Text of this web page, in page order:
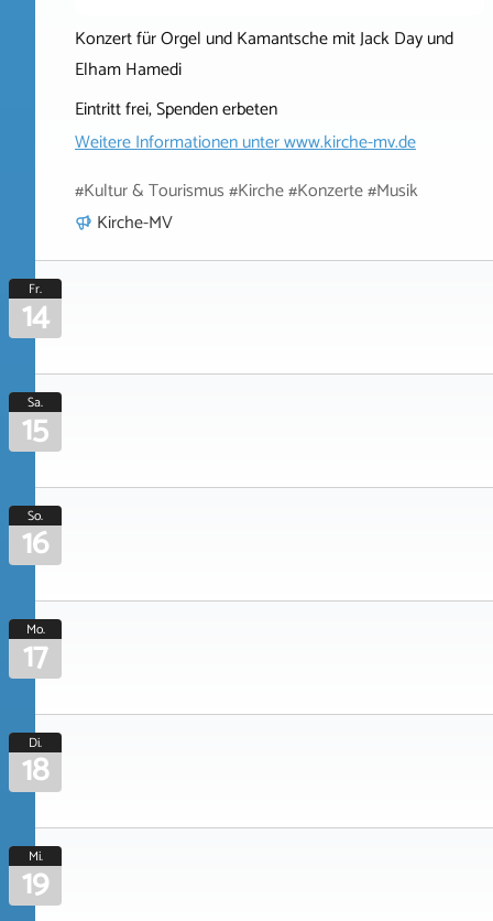
Konzert für Orgel und Kamantsche mit Jack Day und
Elham Hamedi
Eintritt frei, Spenden erbeten
Weitere Informationen unterwww.kirche-mv.de
#Kultur & Tourismus #Kirche #Konzerte #Musik
Kirche-MV
Fr.
14
Sa.
15
So.
16
Mo.
17
Di.
18
Mi.
19